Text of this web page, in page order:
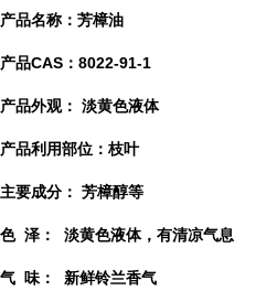
产品名称：芳樟油
产品CAS：8022-91-1
产品外观： 淡黄色液体
产品利用部位：枝叶
主要成分： 芳樟醇等
色 泽： 淡黄色液体，有清凉气息
气 味： 新鲜铃兰香气